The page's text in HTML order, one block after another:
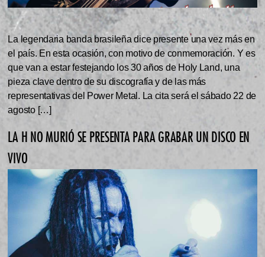
La legendaria banda brasileña dice presente una vez más en
el país. En esta ocasión, con motivo de conmemoración. Y es
que van a estar festejando los 30 años de Holy Land, una
pieza clave dentro de su discografía y de las más
representativas del Power Metal. La cita será el sábado 22 de
agosto […]
LA H NO MURIÓ SE PRESENTA PARA GRABAR UN DISCO EN
VIVO